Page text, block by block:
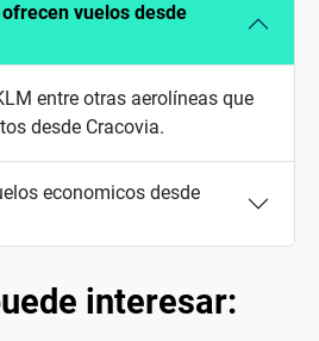
vuelos desde
entre otras aerolíneas que
desde Cracovia.
economicos desde
interesar: